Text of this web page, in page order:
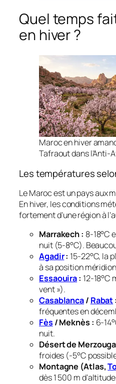
Quel temps
en hiver ?
Maroc en hiver
Tafraout dans l’Anti-
Les températures
Le Maroc est un pays aux
En hiver, les conditions
fortement d’une région à
Marrakech : 8-18°C
nuit (5-8°C).
Agadir: 15-22°C, la
à sa position
Essaouira: 12-18°C
vent »).
Casablanca/ Rabat:
fréquentes en
Fès/ Meknès : 6-
nuit.
Désert de
froides (-5°C
Montagne (Atlas,
dès 1 500 m